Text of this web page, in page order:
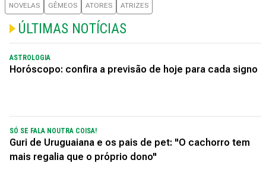
NOVELAS GÊMEOS ATORES ATRIZES
ÚLTIMAS NOTÍCIAS
ASTROLOGIA
Horóscopo: confira a previsão de hoje para cada signo
SÓ SE FALA NOUTRA COISA!
Guri de Uruguaiana e os pais de pet: "O cachorro tem
mais regalia que o próprio dono"